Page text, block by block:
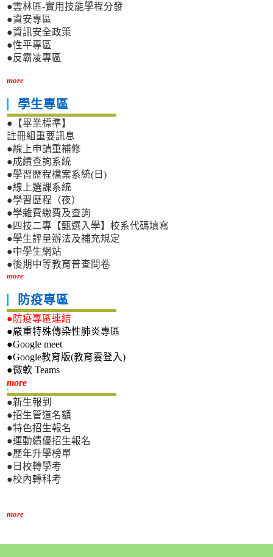
●雲林區-實用技能學程分發
●資安專區
●資訊安全政策
●性平專區
●反霸凌專區
more
學生專區
●【畢業標準】
註冊組重要訊息
●線上申請重補修
●成績查詢系統
●學習歷程檔案系統(日)
●線上選課系統
●學習歷程（夜）
●學雜費繳費及查詢
●四技二專【甄選入學】校系代碼填寫
●學生評量辦法及補充規定
●中學生網站
●後期中等教育普查問卷
more
防疫專區
●防疫專區連結
●嚴重特殊傳染性肺炎專區
●Google meet
●Google教育版(教育雲登入)
●微軟 Teams
more新生專區
●新生報到
●招生管道名額
●特色招生報名
●運動績優招生報名
●歷年升學榜單
●日校轉學考
●校內轉科考
more